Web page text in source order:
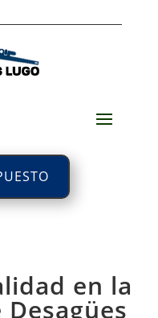
en la